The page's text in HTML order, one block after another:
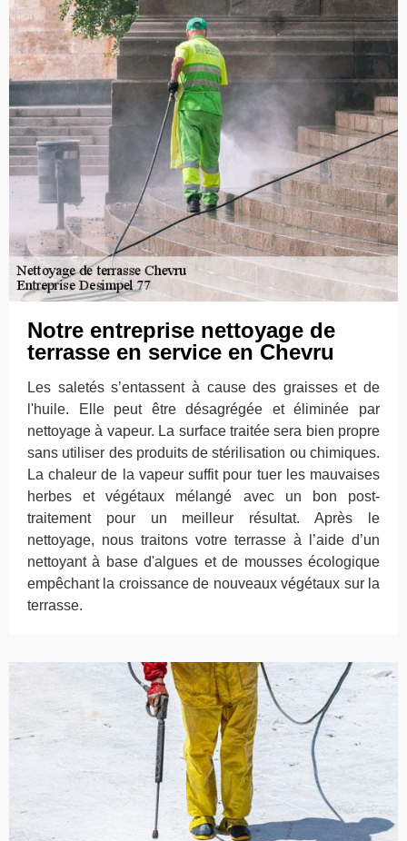
Notre entreprise nettoyage de
terrasse en service en Chevru
Les saletés s’entassent à cause des graisses et de
l'huile. Elle peut être désagrégée et éliminée par
nettoyage à vapeur. La surface traitée sera bien propre
sans utiliser des produits de stérilisation ou chimiques.
La chaleur de la vapeur suffit pour tuer les mauvaises
herbes et végétaux mélangé avec un bon post-
traitement pour un meilleur résultat. Après le
nettoyage, nous traitons votre terrasse à l’aide d’un
nettoyant à base d'algues et de mousses écologique
empêchant la croissance de nouveaux végétaux sur la
terrasse.